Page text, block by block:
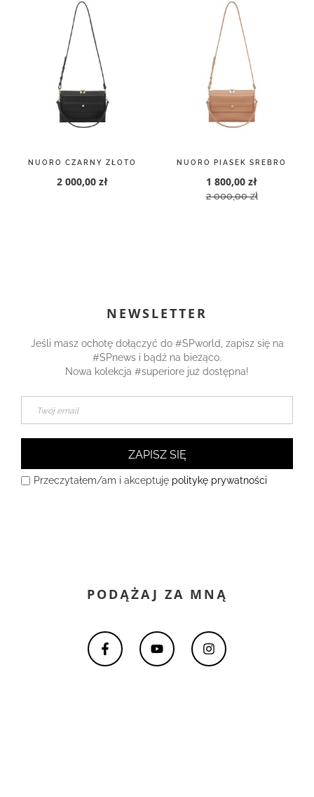
NUORO CZARNY ZŁOTO
2 000,00 zł
NUORO PIASEK SREBRO
1 800,00 zł
2 000,00 zł
NEWSLETTER
Jeśli masz ochotę dołączyć do #SPworld, zapisz się na
#SPnews i bądź na bieżąco.
Nowa kolekcja #superiore już dostępna!
ZAPISZ SIĘ
Przeczytałem/am i akceptuję politykę prywatności
PODĄŻAJ ZA MNĄ